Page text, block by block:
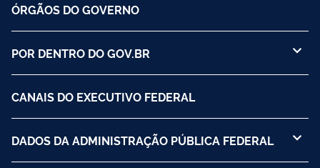
ÓRGÃOS DO GOVERNO
POR DENTRO DO GOV.BR
CANAIS DO EXECUTIVO FEDERAL
DADOS DA ADMINISTRAÇÃO PÚBLICA FEDERAL